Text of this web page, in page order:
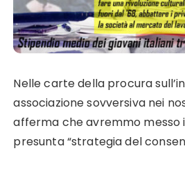
Nelle carte della procura
associazione sovversiva nei
afferma che avremmo messo
presunta “strategia del